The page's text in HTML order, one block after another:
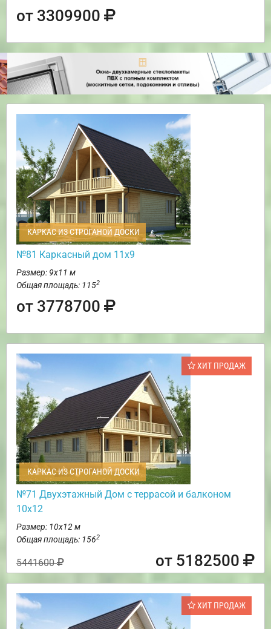
от 3309900
КАРКАС ИЗ СТРОГАНОЙ ДОСКИ
№81 Каркасный дом 11х9
Размер: 9х11 м
Общая площадь: 1152
от 3778700
ХИТ ПРОДАЖ
КАРКАС ИЗ СТРОГАНОЙ ДОСКИ
№71 Двухэтажный Дом с террасой и балконом
10х12
Размер: 10х12 м
Общая площадь: 1562
5441600 от 5182500
ХИТ ПРОДАЖ